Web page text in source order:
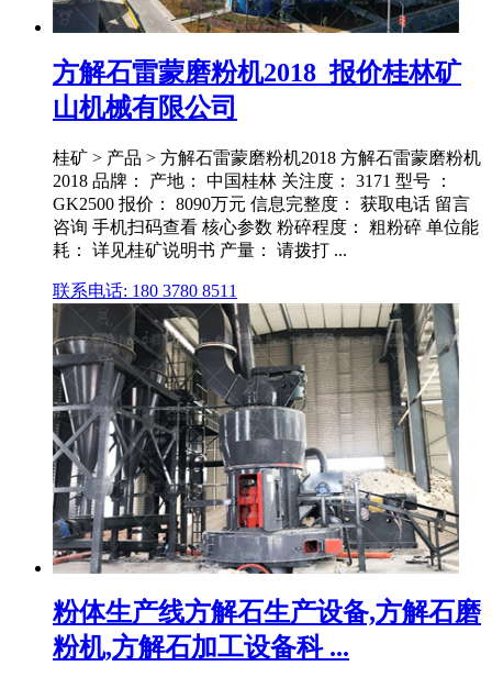
方解石雷蒙磨粉机2018_报价桂林矿
山机械有限公司
桂矿 > 产品 > 方解石雷蒙磨粉机2018 方解石雷蒙磨粉机
2018 品牌： 产地： 中国桂林 关注度： 3171 型号 ：
GK2500 报价： 8090万元 信息完整度： 获取电话 留言
咨询 手机扫码查看 核心参数 粉碎程度： 粗粉碎 单位能
耗： 详见桂矿说明书 产量： 请拨打 ...
联系电话: 180 3780 8511
粉体生产线方解石生产设备,方解石磨
粉机,方解石加工设备科 ...